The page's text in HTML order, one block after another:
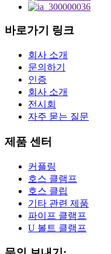
바로가기 링크
회사 소개
문의하기
인증
회사 소개
전시회
자주 묻는 질문
제품 센터
커플링
호스 클램프
호스 클립
기타 관련 제품
파이프 클램프
U 볼트 클램프